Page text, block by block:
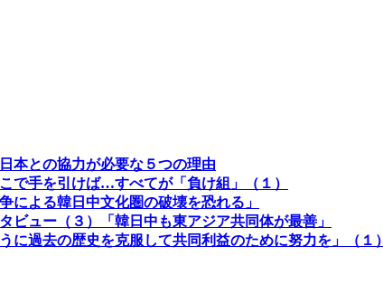
本との協力が必要な５つの理由
で手を引けば…すべてが「負け組」（１）
による韓日中文化圏の破壊を恐れる」
ビュー（３）「韓日中も東アジア共同体が最善」
に過去の歴史を克服して共同利益のために努力を」（１）